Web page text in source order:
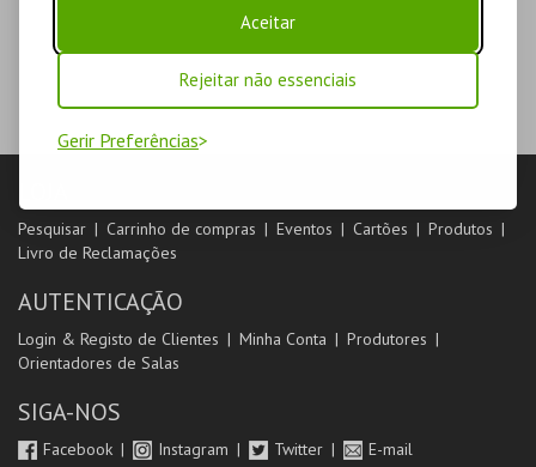
Aceitar
Rejeitar não essenciais
Gerir Preferências
Pesquisar Carrinho de compras Eventos Cartões
Produtos
Livro de Reclamações
AUTENTICAÇÃO
Login & Registo de Clientes Minha Conta
Produtores
Orientadores de Salas
SIGA-NOS
Facebook Instagram Twitter E-mail